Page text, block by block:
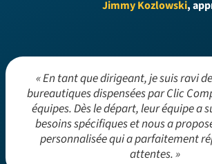
Jimmy Kozlowski,
« En tant que dirigeant, je suis ravi
bureautiques dispensées par Clic
équipes. Dès le départ, leur équipe a
besoins spécifiques et nous a
personnalisée qui a parfaitement
attentes. »